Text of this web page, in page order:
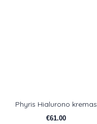
Phyris Hialurono kremas
€61.00